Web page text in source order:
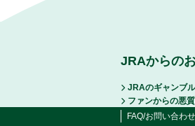
JRAからの
JRAのギャンブ
ファンからの悪
FAQ/お問い合わせ